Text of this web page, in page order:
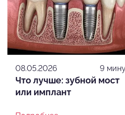
08.05.2026 9
Что лучше: зубной мост
или имплант